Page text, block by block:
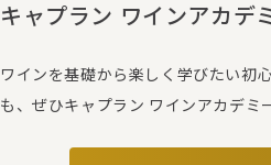
キャプラン ワインアカデ
ワインを基礎から楽しく学びたい初
も、ぜひキャプラン ワインアカデミ